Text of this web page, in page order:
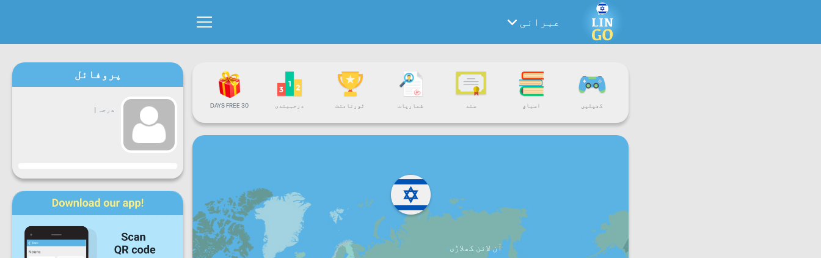
عبرانی
کھیلیں اسباق سند شماریات ٹورنامنٹ درجہبندی 30 DAYS FREE
آن لائن کھلاڑی
پروفائل
درجہ |
پیش رفت
سوموار منگل جمعرات